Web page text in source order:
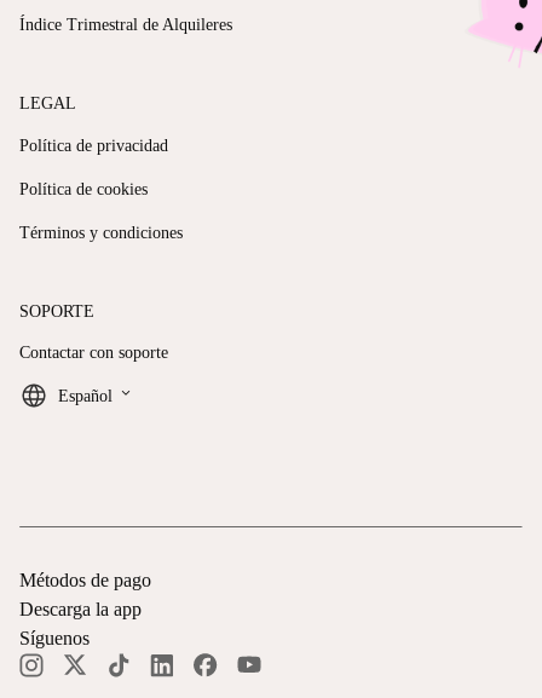
Índice Trimestral de Alquileres
LEGAL
Política de privacidad
Política de cookies
Términos y condiciones
SOPORTE
Contactar con soporte
Español keyboard_arrow_down
Métodos de pago
Descarga la app
Síguenos